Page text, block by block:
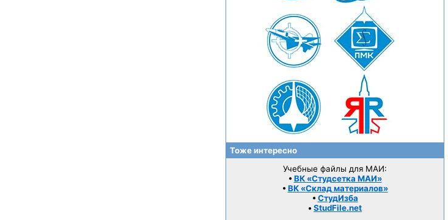
Тоже интересно
Учебные файлы для МАИ:
• ВК «Студсетка МАИ»
• ВК «Склад материалов»
• СтудИзба
• StudFile.net